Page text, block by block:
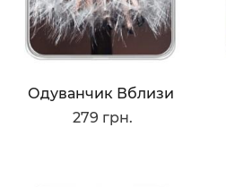
Одуванчик Вблизи
279 грн.